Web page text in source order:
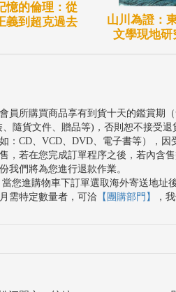
憶的倫理：從
義到超克過去
山川為證：
文學現地研
員所購買商品享有到貨十天的鑑賞期
隨貨文件、贈品等)，否則恕不接受退
：CD、VCD、DVD、電子書等），
，若在您完成訂單程序之後，若內含
我們將為您進行退款作業。
您進購物車下訂單選取海外寄送地
需特定數量者，可洽 【團購部門】 ，